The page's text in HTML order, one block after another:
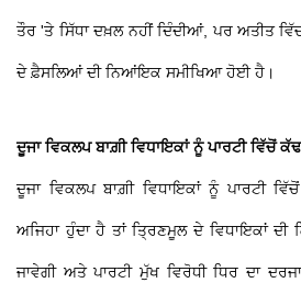
ਤੌਰ 'ਤੇ ਸਿੱਧਾ ਦਖ਼ਲ ਨਹੀਂ ਦਿੰਦੀਆਂ, ਪਰ ਅਤੀਤ
ਦੇ ਫ਼ੈਸਲਿਆਂ ਦੀ ਨਿਆਂਇਕ ਸਮੀਖਿਆ ਹੋਈ ਹੈ।
ਦੂਜਾ ਵਿਕਲਪ ਬਾਗ਼ੀ ਵਿਧਾਇਕਾਂ ਨੂੰ ਪਾਰਟੀ ਵਿੱਚੋਂ
ਦੂਜਾ ਵਿਕਲਪ ਬਾਗ਼ੀ ਵਿਧਾਇਕਾਂ ਨੂੰ ਪਾਰਟੀ
ਅਜਿਹਾ ਹੁੰਦਾ ਹੈ ਤਾਂ ਤ੍ਰਿਣਮੂਲ ਦੇ ਵਿਧਾਇਕਾਂ ਦੀ
ਜਾਵੇਗੀ ਅਤੇ ਪਾਰਟੀ ਮੁੱਖ ਵਿਰੋਧੀ ਧਿਰ ਦਾ